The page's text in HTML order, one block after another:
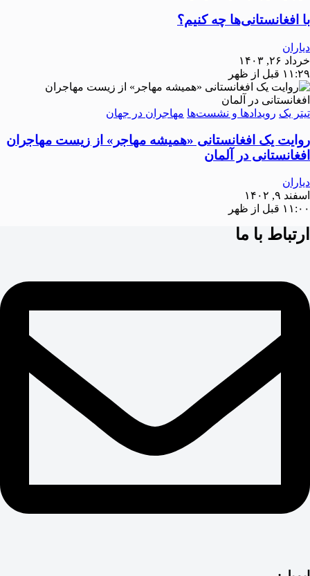
با افغانستانی‌ها چه کنیم؟
دیاران
خرداد ۲۶, ۱۴۰۳
۱۱:۲۹ قبل از ظهر
تیتر یک رویدادها و نشست‌ها مهاجران در جهان
روایت یک افغانستانی «همیشه مهاجر» از زیست مهاجران
افغانستانی در آلمان
دیاران
اسفند ۹, ۱۴۰۲
۱۱:۰۰ قبل از ظهر
ارتباط با ما